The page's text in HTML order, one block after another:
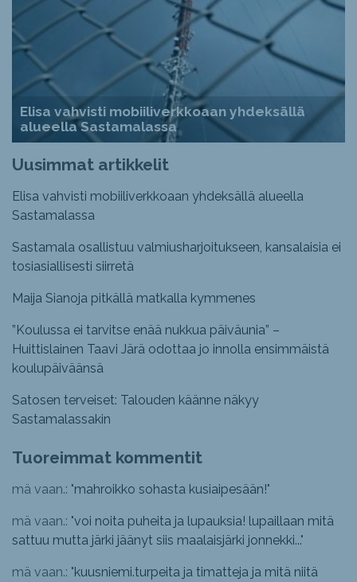
Elisa vahvisti mobiiliverkkoaan yhdeksällä
alueella Sastamalassa
Uusimmat artikkelit
Elisa vahvisti mobiiliverkkoaan yhdeksällä alueella
Sastamalassa
Sastamala osallistuu valmiusharjoitukseen, kansalaisia ei
tosiasiallisesti siirretä
Maija Sianoja pitkällä matkalla kymmenes
”Koulussa ei tarvitse enää nukkua päiväunia” –
Huittislainen Taavi Järä odottaa jo innolla ensimmäistä
koulupäiväänsä
Satosen terveiset: Talouden käänne näkyy
Sastamalassakin
Tuoreimmat kommentit
mä vaan.: "mahroikko sohasta kusiaipesään!"
mä vaan.: "voi noita puheita ja lupauksia! lupaillaan mitä
sattuu mutta järki jäänyt siis maalaisjärki jonnekki..."
mä vaan.: "kuusniemi.turpeita ja timatteja ja mitä niitä